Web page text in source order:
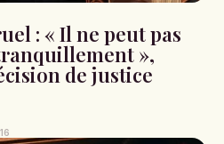
: « Il ne peut pas
»,
de justice